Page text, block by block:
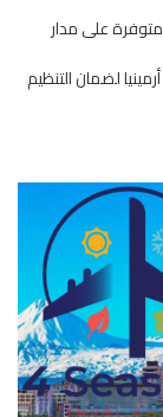
على مدار
لضمان التنظيم